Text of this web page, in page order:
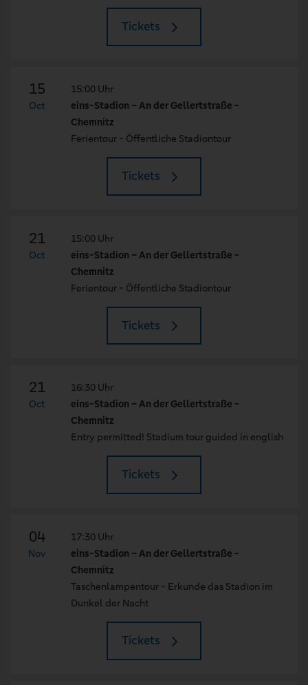
Tickets
15
Oct
15:00 Uhr
eins-Stadion – An der Gellertstraße -
Chemnitz
Ferientour - Öffentliche Stadiontour
Tickets
21
Oct
15:00 Uhr
eins-Stadion – An der Gellertstraße -
Chemnitz
Ferientour - Öffentliche Stadiontour
Tickets
21
Oct
16:30 Uhr
eins-Stadion – An der Gellertstraße -
Chemnitz
Entry permitted! Stadium tour guided in english
Tickets
04
Nov
17:30 Uhr
eins-Stadion – An der Gellertstraße -
Chemnitz
Taschenlampentour - Erkunde das Stadion im
Dunkel der Nacht
Tickets